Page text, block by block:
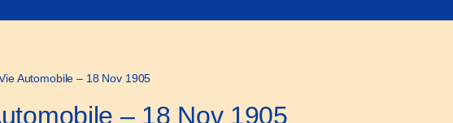
Automobile – 18 Nov 1905
– 18 Nov 1905